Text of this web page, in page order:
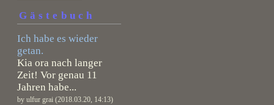
Gästebuch
Ich habe es wieder
getan.
Kia ora nach langer
Zeit! Vor genau 11
Jahren habe...
by ulfur grai (2018.03.20, 14:13)